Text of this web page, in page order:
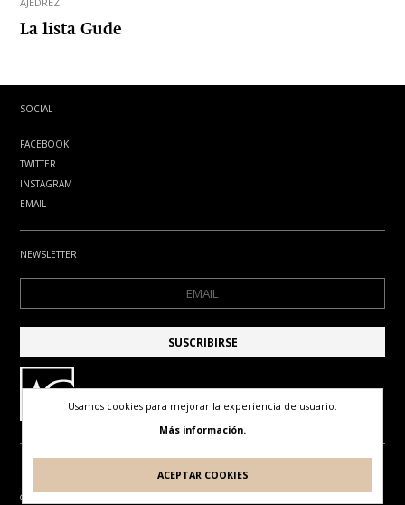
La lista Gude
SOCIAL
FACEBOOK
TWITTER
INSTAGRAM
EMAIL
NEWSLETTER
TÉRMINOS DE USO POLÍTICA DE PRIVACIDAD POLÍTICA DE COOKIES
© ANTONIO GUDE. TODOS LOS DERECHOS RESERVADOS
Usamos cookies para mejorar la experiencia de usuario.
Más información.
ACEPTAR COOKIES